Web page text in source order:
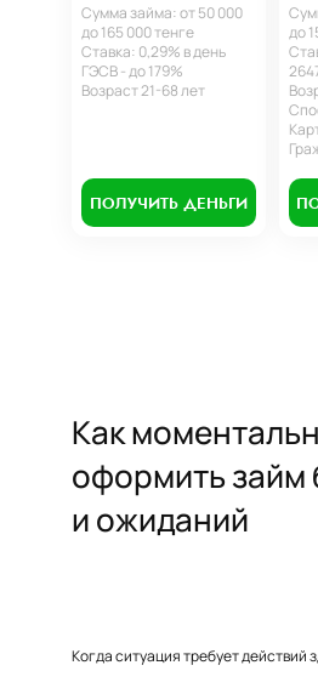
Сумма займа: от 50 000
до 165 000 тенге
Ставка: 0,29% в день
ГЭСВ - до 179%
Возраст 21-68 лет
ПОЛУЧИТЬ ДЕНЬГИ
до
Как
оформить займ
и ожиданий
Когда ситуация требует действий